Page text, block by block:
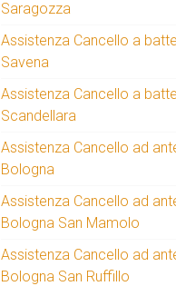
Saragozza
Assistenza Cancello a
Savena
Assistenza Cancello a
Scandellara
Assistenza Cancello ad
Bologna
Assistenza Cancello ad
Bologna San Mamolo
Assistenza Cancello ad
Bologna San Ruffillo